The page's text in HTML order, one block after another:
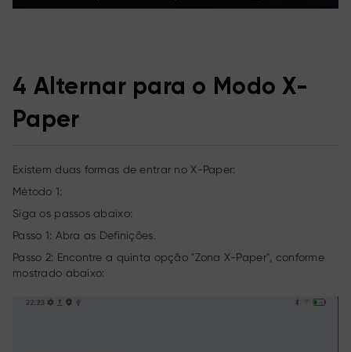
4 Alternar para o Modo X-
Paper
Existem duas formas de entrar no X-Paper:
Método 1:
Siga os passos abaixo:
Passo 1: Abra as Definições.
Passo 2: Encontre a quinta opção "Zona X-Paper", conforme
mostrado abaixo: